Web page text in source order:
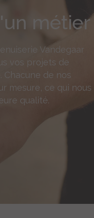
métier
Vandegaar
vos projets de
Chacune de nos
mesure, ce qui nous
qualité.